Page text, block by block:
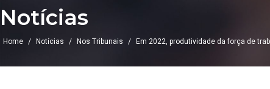
Notícias
Home / Notícias / Nos Tribunais / Em 2022, produtividade da força de